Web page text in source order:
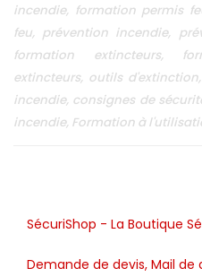
incendie, formation permis
feu, prévention incendie,
formation extincteurs,
extincteurs, outils
incendie, consignes de
incendie, Formation à
SécuriShop - La Boutique
Demande de devis, Mail